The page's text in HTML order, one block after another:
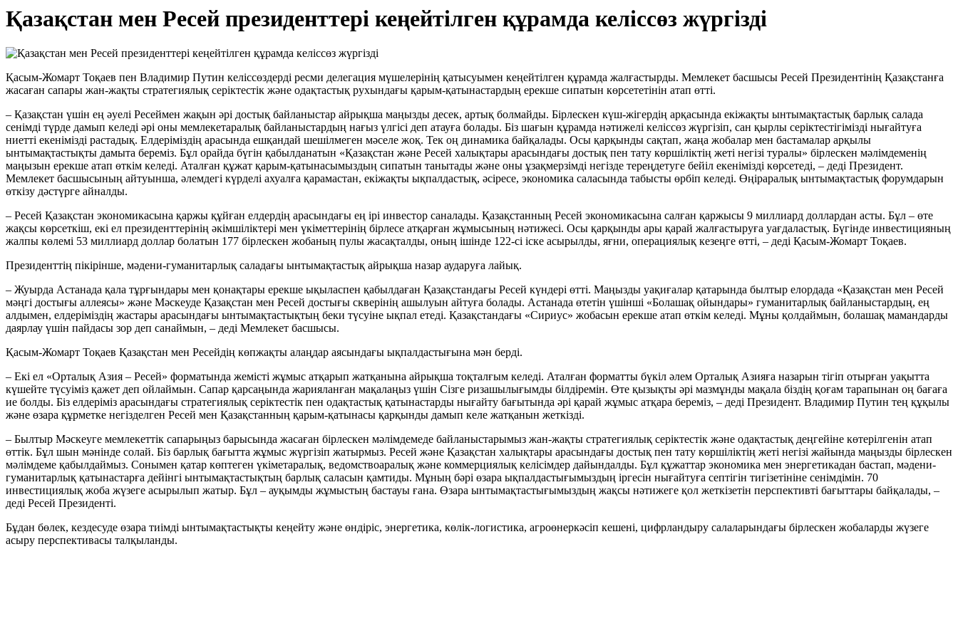
Қазақстан мен Ресей президенттері кеңейтілген құрамда келіссөз жүргізді
Қасым-Жомарт Тоқаев пен Владимир Путин келіссөздерді ресми делегация мүшелерінің қатысуымен кеңейтілген құрамда жалғастырды. Мемлекет басшысы Ресей Президентінің Қазақстанға
жасаған сапары жан-жақты стратегиялық серіктестік және одақтастық рухындағы қарым-қатынастардың ерекше сипатын көрсететінін атап өтті.
– Қазақстан үшін ең әуелі Ресеймен жақын әрі достық байланыстар айрықша маңызды десек, артық болмайды. Бірлескен күш-жігердің арқасында екіжақты ынтымақтастық барлық салада
сенімді түрде дамып келеді әрі оны мемлекетаралық байланыстардың нағыз үлгісі деп атауға болады. Біз шағын құрамда нәтижелі келіссөз жүргізіп, сан қырлы серіктестігімізді нығайтуға
ниетті екенімізді растадық. Елдеріміздің арасында ешқандай шешілмеген мәселе жоқ. Тек оң динамика байқалады. Осы қарқынды сақтап, жаңа жобалар мен бастамалар арқылы
ынтымақтастықты дамыта береміз. Бұл орайда бүгін қабылданатын «Қазақстан және Ресей халықтары арасындағы достық пен тату көршіліктің жеті негізі туралы» бірлескен мәлімдеменің
маңызын ерекше атап өткім келеді. Аталған құжат қарым-қатынасымыздың сипатын танытады және оны ұзақмерзімді негізде тереңдетуге бейіл екенімізді көрсетеді, – деді Президент.
Мемлекет басшысының айтуынша, әлемдегі күрделі ахуалға қарамастан, екіжақты ықпалдастық, әсіресе, экономика саласында табысты өрбіп келеді. Өңіраралық ынтымақтастық форумдарын
өткізу дәстүрге айналды.
– Ресей Қазақстан экономикасына қаржы құйған елдердің арасындағы ең ірі инвестор саналады. Қазақстанның Ресей экономикасына салған қаржысы 9 миллиард доллардан асты. Бұл – өте
жақсы көрсеткіш, екі ел президенттерінің әкімшіліктері мен үкіметтерінің бірлесе атқарған жұмысының нәтижесі. Осы қарқынды ары қарай жалғастыруға уағдаластық. Бүгінде инвестицияның
жалпы көлемі 53 миллиард доллар болатын 177 бірлескен жобаның пулы жасақталды, оның ішінде 122-сі іске асырылды, яғни, операциялық кезеңге өтті, – деді Қасым-Жомарт Тоқаев.
Президенттің пікірінше, мәдени-гуманитарлық саладағы ынтымақтастық айрықша назар аударуға лайық.
– Жуырда Астанада қала тұрғындары мен қонақтары ерекше ықыласпен қабылдаған Қазақстандағы Ресей күндері өтті. Маңызды уақиғалар қатарында былтыр елордада «Қазақстан мен Ресей
мәңгі достығы аллеясы» және Мәскеуде Қазақстан мен Ресей достығы скверінің ашылуын айтуға болады. Астанада өтетін үшінші «Болашақ ойындары» гуманитарлық байланыстардың, ең
алдымен, елдеріміздің жастары арасындағы ынтымақтастықтың беки түсуіне ықпал етеді. Қазақстандағы «Сириус» жобасын ерекше атап өткім келеді. Мұны қолдаймын, болашақ мамандарды
даярлау үшін пайдасы зор деп санаймын, – деді Мемлекет басшысы.
Қасым-Жомарт Тоқаев Қазақстан мен Ресейдің көпжақты алаңдар аясындағы ықпалдастығына мән берді.
– Екі ел «Орталық Азия – Ресей» форматында жемісті жұмыс атқарып жатқанына айрықша тоқталғым келеді. Аталған форматты бүкіл әлем Орталық Азияға назарын тігіп отырған уақытта
күшейте түсуіміз қажет деп ойлаймын. Сапар қарсаңында жарияланған мақалаңыз үшін Сізге ризашылығымды білдіремін. Өте қызықты әрі мазмұнды мақала біздің қоғам тарапынан оң бағаға
ие болды. Біз елдеріміз арасындағы стратегиялық серіктестік пен одақтастық қатынастарды нығайту бағытында әрі қарай жұмыс атқара береміз, – деді Президент. Владимир Путин тең құқылы
және өзара құрметке негізделген Ресей мен Қазақстанның қарым-қатынасы қарқынды дамып келе жатқанын жеткізді.
– Былтыр Мәскеуге мемлекеттік сапарыңыз барысында жасаған бірлескен мәлімдемеде байланыстарымыз жан-жақты стратегиялық серіктестік және одақтастық деңгейіне көтерілгенін атап
өттік. Бұл шын мәнінде солай. Біз барлық бағытта жұмыс жүргізіп жатырмыз. Ресей және Қазақстан халықтары арасындағы достық пен тату көршіліктің жеті негізі жайында маңызды бірлескен
мәлімдеме қабылдаймыз. Сонымен қатар көптеген үкіметаралық, ведомствоаралық және коммерциялық келісімдер дайындалды. Бұл құжаттар экономика мен энергетикадан бастап, мәдени-
гуманитарлық қатынастарға дейінгі ынтымақтастықтың барлық саласын қамтиды. Мұның бәрі өзара ықпалдастығымыздың іргесін нығайтуға септігін тигізетініне сенімдімін. 70
инвестициялық жоба жүзеге асырылып жатыр. Бұл – ауқымды жұмыстың бастауы ғана. Өзара ынтымақтастығымыздың жақсы нәтижеге қол жеткізетін перспективті бағыттары байқалады, –
деді Ресей Президенті.
Бұдан бөлек, кездесуде өзара тиімді ынтымақтастықты кеңейту және өндіріс, энергетика, көлік-логистика, агроөнеркәсіп кешені, цифрландыру салаларындағы бірлескен жобаларды жүзеге
асыру перспективасы талқыланды.